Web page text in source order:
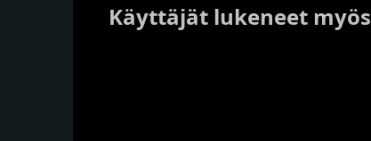
Käyttäjät lukeneet myös